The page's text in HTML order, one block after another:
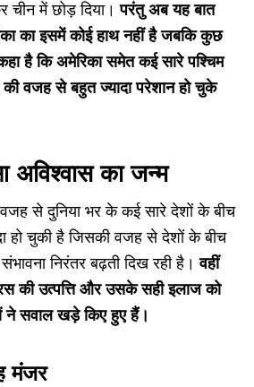
चीन में छोड़ दिया।परंतु अब यह बात
का इसमें कोई हाथ नहीं है जबकि कुछ
है कि अमेरिका समेत कई सारे पश्चिम
वजह से बहुत ज्यादा परेशान हो चुके
का जन्म
से दुनिया भर के कई सारे देशों के बीच
हो चुकी है जिसकी वजह से देशों के बीच
निरंतर बढ़ती दिख रही है। वहीं
की उत्पत्ति और उसके सही इलाज को
ने सवाल खड़े किए हुए हैं।
मंजर